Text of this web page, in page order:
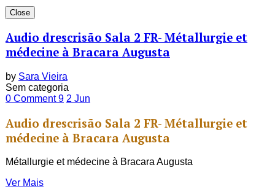
Close
Audio drescrisão Sala 2 FR- Métallurgie et
médecine à Bracara Augusta
by Sara Vieira
Sem categoria
0 Comment9 2 Jun
Audio drescrisão Sala 2 FR- Métallurgie et
médecine à Bracara Augusta
Métallurgie et médecine à Bracara Augusta
Ver Mais